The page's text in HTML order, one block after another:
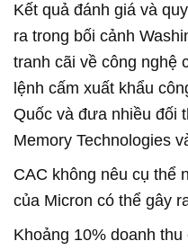
Kết quả đánh giá và
ra trong bối cảnh
tranh cãi về công nghệ
lệnh cấm xuất khẩu
Quốc và đưa nhiều đối
Memory Technologies
CAC không nêu cụ thể
của Micron có thể gây
Khoảng 10% doanh